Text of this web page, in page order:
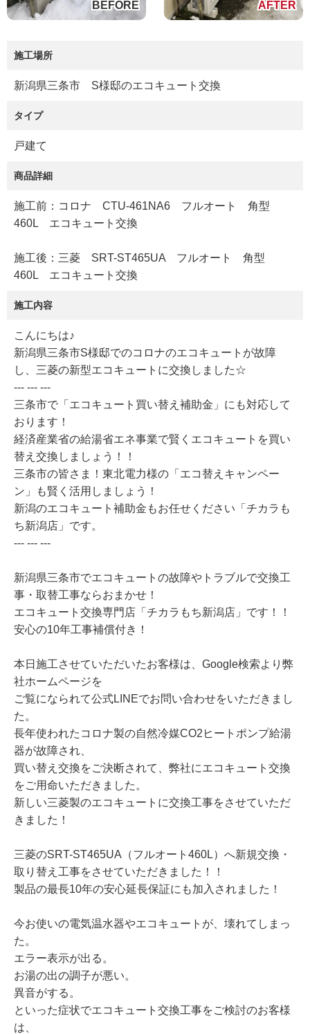
施工場所
新潟県三条市 S様邸のエコキュート交換
タイプ
戸建て
商品詳細
施工前：コロナ CTU-461NA6 フルオート 角型
460L エコキュート交換
施工後：三菱 SRT-ST465UA フルオート 角型
460L エコキュート交換
施工内容
こんにちは♪
新潟県三条市S様邸でのコロナのエコキュートが故障
し、三菱の新型エコキュートに交換しました☆
--- --- ---
三条市で「エコキュート買い替え補助金」にも対応して
おります！
経済産業省の給湯省エネ事業で賢くエコキュートを買い
替え交換しましょう！！
三条市の皆さま！東北電力様の「エコ替えキャンペー
ン」も賢く活用しましょう！
新潟のエコキュート補助金もお任せください「チカラも
ち新潟店」です。
--- --- ---
新潟県三条市でエコキュートの故障やトラブルで交換工
事・取替工事ならおまかせ！
エコキュート交換専門店「チカラもち新潟店」です！！
安心の10年工事補償付き！
本日施工させていただいたお客様は、Google検索より弊
社ホームページを
ご覧になられて公式LINEでお問い合わせをいただきまし
た。
長年使われたコロナ製の自然冷媒CO2ヒートポンプ給湯
器が故障され、
買い替え交換をご決断されて、弊社にエコキュート交換
をご用命いただきました。
新しい三菱製のエコキュートに交換工事をさせていただ
きました！
三菱のSRT-ST465UA（フルオート460L）へ新規交換・
取り替え工事をさせていただきました！！
製品の最長10年の安心延長保証にも加入されました！
今お使いの電気温水器やエコキュートが、壊れてしまっ
た。
エラー表示が出る。
お湯の出の調子が悪い。
異音がする。
といった症状でエコキュート交換工事をご検討のお客様
は、